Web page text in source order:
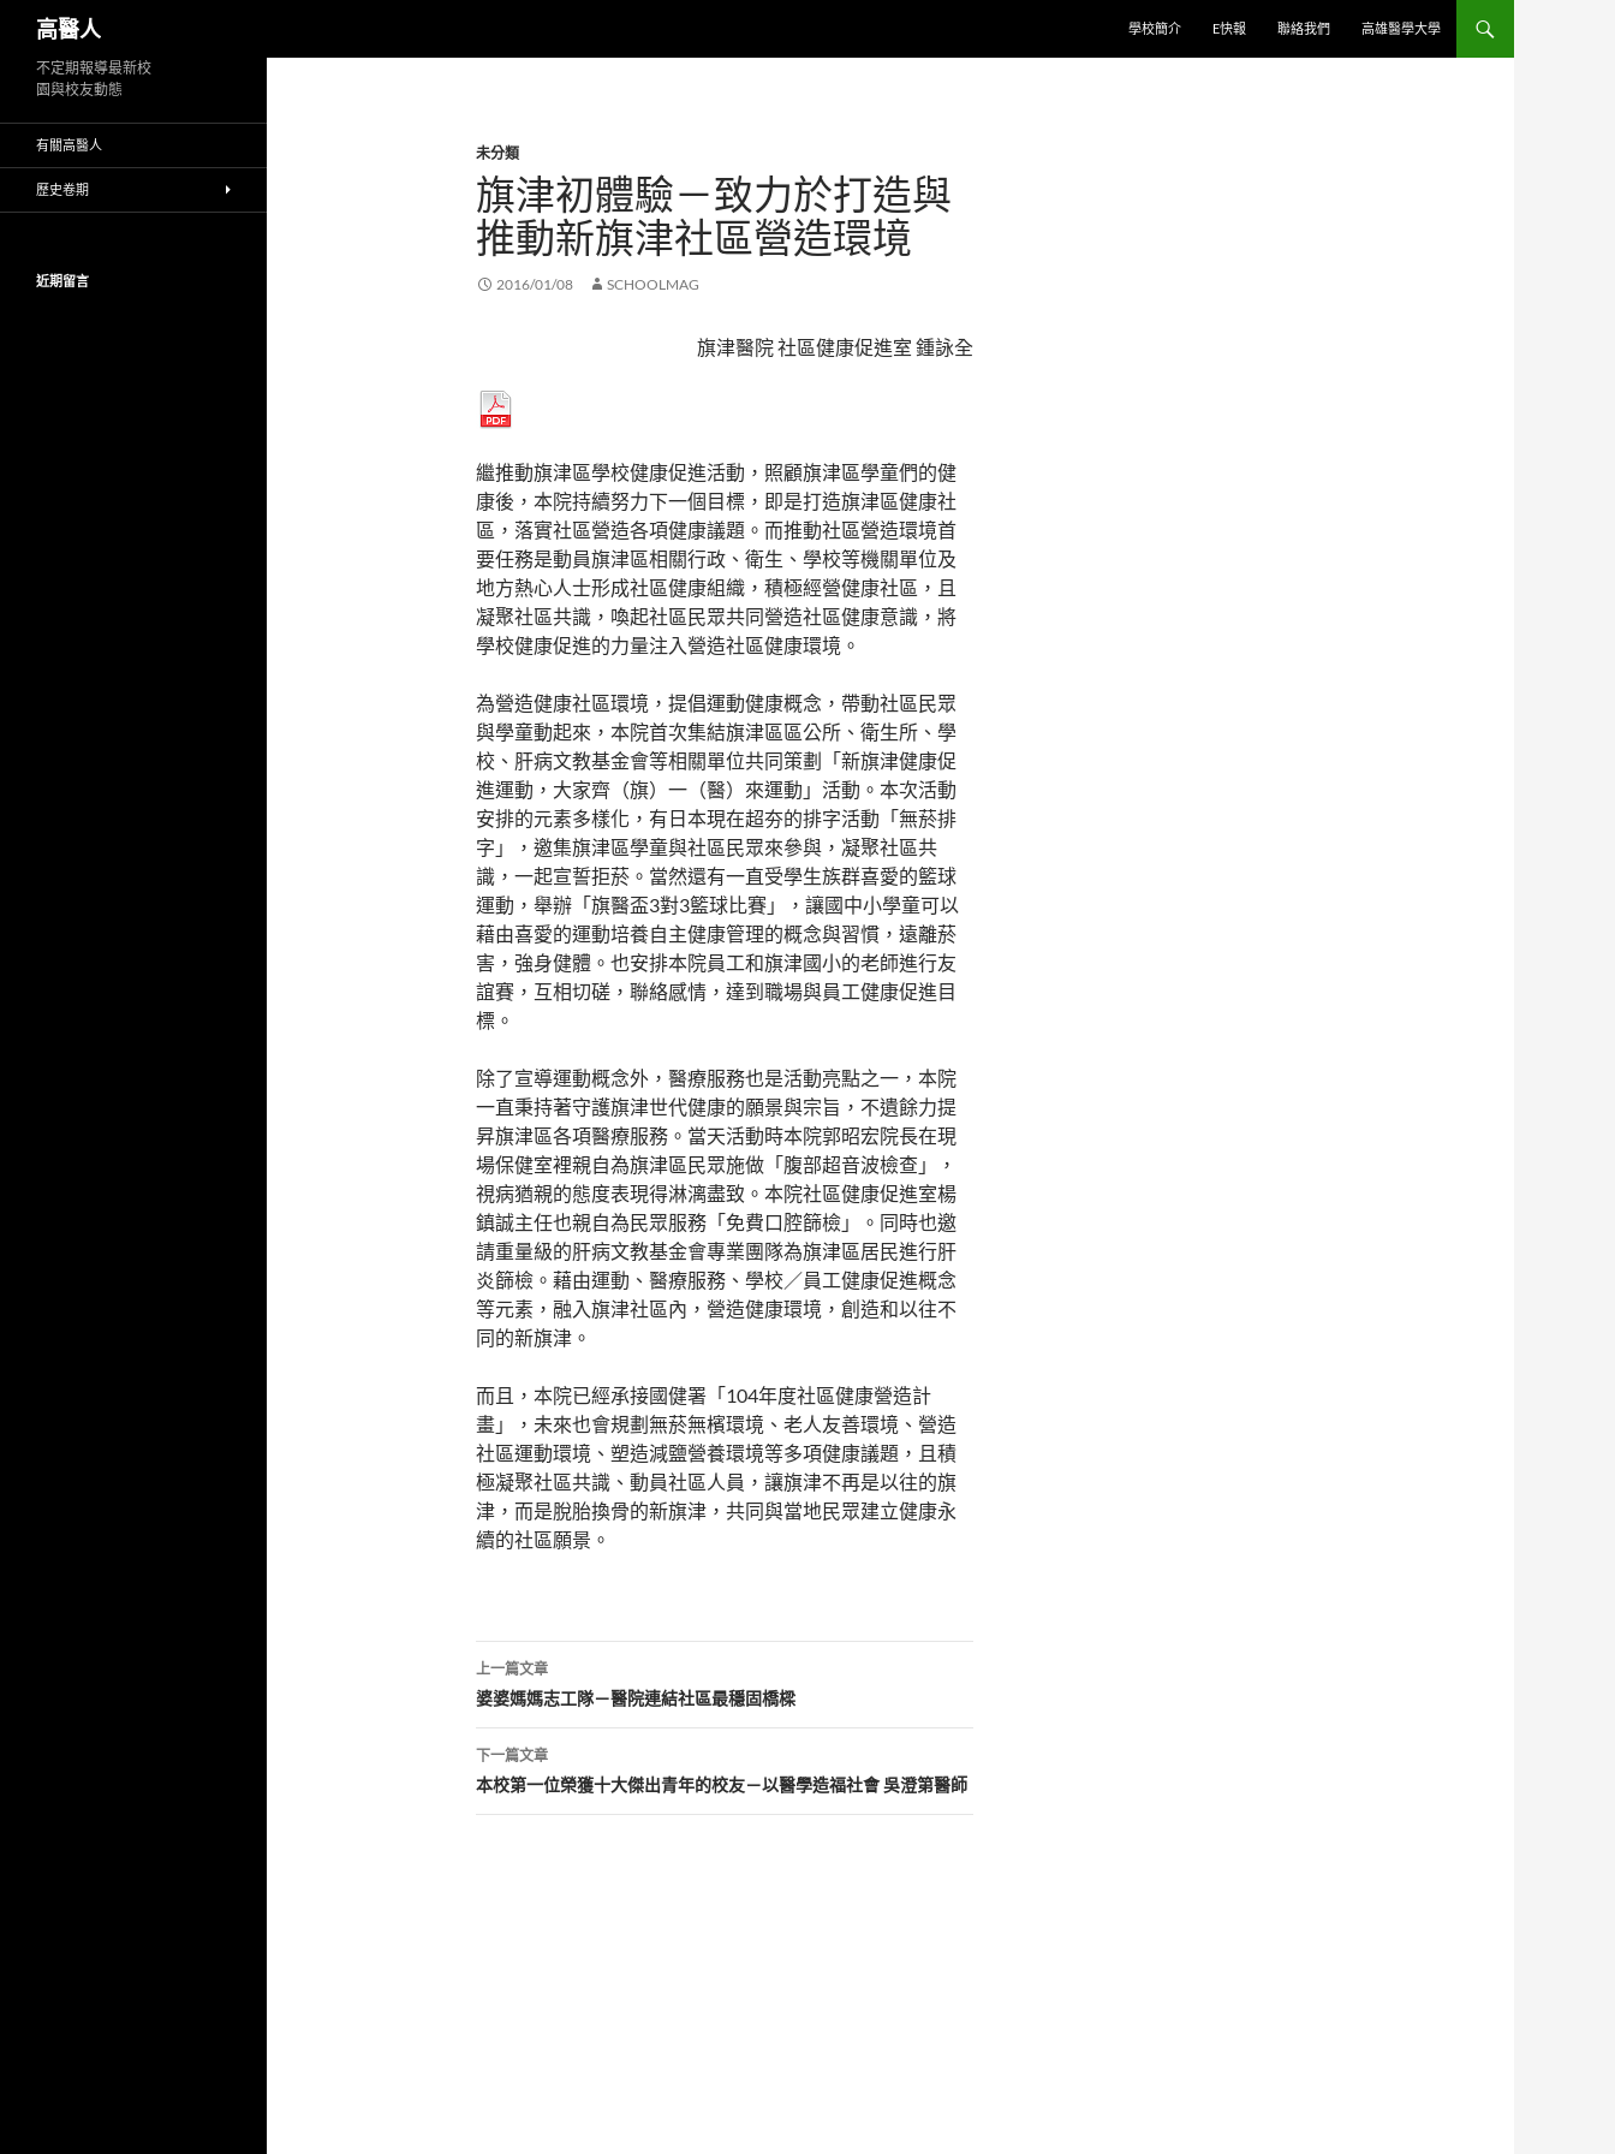
主
容
高醫人 學校簡介 E快報 聯絡我們 高雄醫學大學
未分類
旗津初體驗－致力於打造與
推動新旗津社區營造環境
2016/01/08 SCHOOLMAG
旗津醫院 社區健康促進室 鍾詠全
繼推動旗津區學校健康促進活動，照顧旗津區學童們的健
康後，本院持續努力下一個目標，即是打造旗津區健康社
區，落實社區營造各項健康議題。而推動社區營造環境首
要任務是動員旗津區相關行政、衛生、學校等機關單位及
地方熱心人士形成社區健康組織，積極經營健康社區，且
凝聚社區共識，喚起社區民眾共同營造社區健康意識，將
學校健康促進的力量注入營造社區健康環境。
為營造健康社區環境，提倡運動健康概念，帶動社區民眾
與學童動起來，本院首次集結旗津區區公所、衛生所、學
校、肝病文教基金會等相關單位共同策劃「新旗津健康促
進運動，大家齊（旗）一（醫）來運動」活動。本次活動
安排的元素多樣化，有日本現在超夯的排字活動「無菸排
字」，邀集旗津區學童與社區民眾來參與，凝聚社區共
識，一起宣誓拒菸。當然還有一直受學生族群喜愛的籃球
運動，舉辦「旗醫盃3對3籃球比賽」，讓國中小學童可以
藉由喜愛的運動培養自主健康管理的概念與習慣，遠離菸
害，強身健體。也安排本院員工和旗津國小的老師進行友
誼賽，互相切磋，聯絡感情，達到職場與員工健康促進目
標。
除了宣導運動概念外，醫療服務也是活動亮點之一，本院
一直秉持著守護旗津世代健康的願景與宗旨，不遺餘力提
昇旗津區各項醫療服務。當天活動時本院郭昭宏院長在現
場保健室裡親自為旗津區民眾施做「腹部超音波檢查」，
視病猶親的態度表現得淋漓盡致。本院社區健康促進室楊
鎮誠主任也親自為民眾服務「免費口腔篩檢」。同時也邀
請重量級的肝病文教基金會專業團隊為旗津區居民進行肝
炎篩檢。藉由運動、醫療服務、學校／員工健康促進概念
等元素，融入旗津社區內，營造健康環境，創造和以往不
同的新旗津。
而且，本院已經承接國健署「104年度社區健康營造計
畫」，未來也會規劃無菸無檳環境、老人友善環境、營造
社區運動環境、塑造減鹽營養環境等多項健康議題，且積
極凝聚社區共識、動員社區人員，讓旗津不再是以往的旗
津，而是脫胎換骨的新旗津，共同與當地民眾建立健康永
續的社區願景。
文
章
導
覽
上一篇文章
婆婆媽媽志工隊－醫院連結社區最穩固橋樑
下一篇文章
本校第一位榮獲十大傑出青年的校友－以醫學造福社會 吳澄第醫師
不定期報導最新校
園與校友動態
有關高醫人
歷史卷期
近期留言